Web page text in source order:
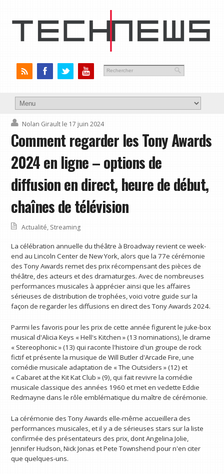
Nolan Girault le 17 juin 2024
Comment regarder les Tony Awards
2024 en ligne – options de
diffusion en direct, heure de début,
chaînes de télévision
Actualité, Streaming
La célébration annuelle du théâtre à Broadway revient ce week-
end au Lincoln Center de New York, alors que la 77e cérémonie
des Tony Awards remet des prix récompensant des pièces de
théâtre, des acteurs et des dramaturges. Avec de nombreuses
performances musicales à apprécier ainsi que les affaires
sérieuses de distribution de trophées, voici votre guide sur la
façon de regarder les diffusions en direct des Tony Awards 2024.
Parmi les favoris pour les prix de cette année figurent le juke-box
musical d'Alicia Keys « Hell's Kitchen » (13 nominations), le drame
« Stereophonic » (13) qui raconte l'histoire d'un groupe de rock
fictif et présente la musique de Will Butler d'Arcade Fire, une
comédie musicale adaptation de « The Outsiders » (12) et
« Cabaret at the Kit Kat Club » (9), qui fait revivre la comédie
musicale classique des années 1960 et met en vedette Eddie
Redmayne dans le rôle emblématique du maître de cérémonie.
La cérémonie des Tony Awards elle-même accueillera des
performances musicales, et il y a de sérieuses stars sur la liste
confirmée des présentateurs des prix, dont Angelina Jolie,
Jennifer Hudson, Nick Jonas et Pete Townshend pour n'en citer
que quelques-uns.